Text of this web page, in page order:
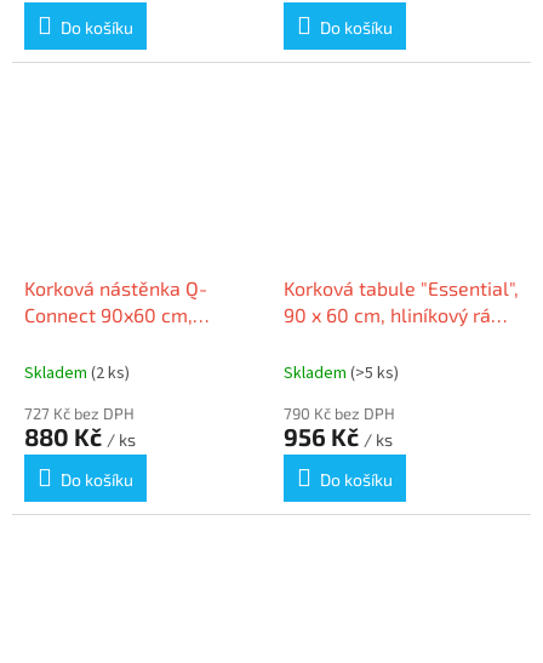
Do košíku
Do košíku
Korková nástěnka Q-
Connect 90x60 cm,
Skladem (2 ks)
727 Kč bez DPH
880 Kč / ks
Do košíku
Korková tabule "Essential",
90 x 60 cm, hliníkový rám,
Skladem (>5 ks)
790 Kč bez DPH
956 Kč / ks
Do košíku